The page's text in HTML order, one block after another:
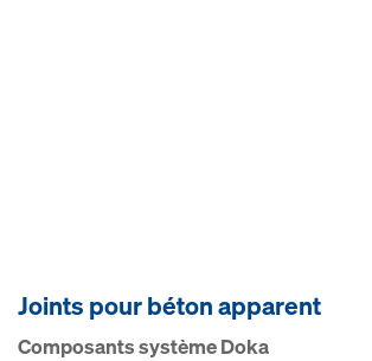
Joints pour bé­ton ap­parent
Com­po­sants sys­tème Doka